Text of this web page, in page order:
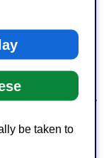
be taken to
へリンク）